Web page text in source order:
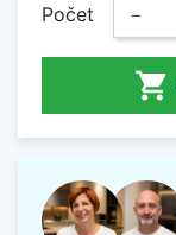
Počet −
